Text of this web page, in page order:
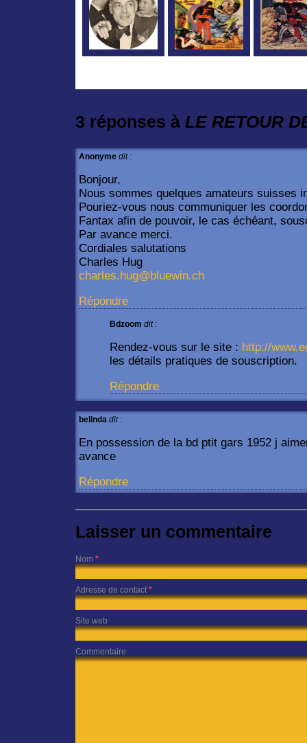
3 réponses à LE RETOUR
Anonyme dit :
Bonjour,
Nous sommes quelques amateurs suisses
Pouriez-vous nous communiquer les
Fantax afin de pouvoir, le cas échéant,
Par avance merci.
Cordiales salutations
Charles Hug
charles.hug@bluewin.ch
Répondre
Bdzoom dit :
Rendez-vous sur le site : http://
les détails pratiques de souscription.
Répondre
belinda dit :
En possession de la bd ptit gars 1952 j
avance
Répondre
Laisser un commentaire
Nom *
Adresse de contact *
Site web
Commentaire